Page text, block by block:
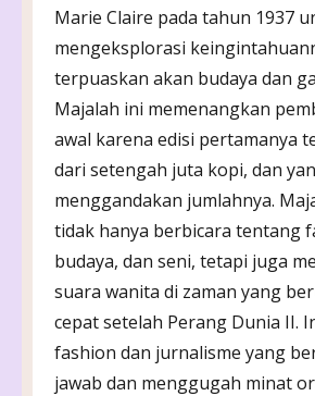
Marie Claire pada tahun 1937
mengeksplorasi
terpuaskan akan budaya dan
Majalah ini memenangkan
awal karena edisi pertamanya
dari setengah juta kopi, dan
menggandakan jumlahnya.
tidak hanya berbicara tentang
budaya, dan seni, tetapi juga
suara wanita di zaman yang
cepat setelah Perang Dunia II.
fashion dan jurnalisme yang
jawab dan menggugah minat